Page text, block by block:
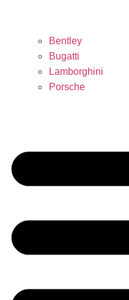
Bentley
Bugatti
Lamborghini
Porsche